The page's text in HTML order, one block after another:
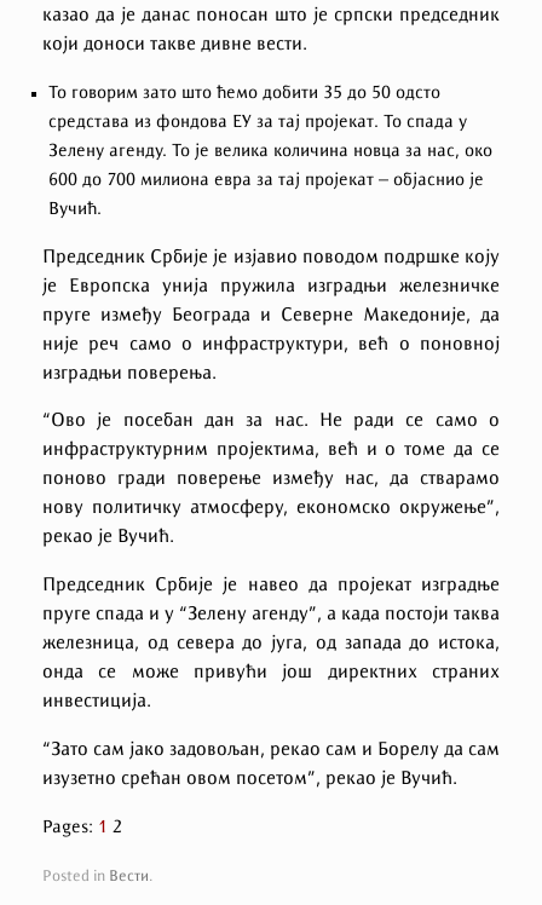
казао да је данас поносан што је српски председник
који доноси такве дивне вести.
То говорим зато што ћемо добити 35 до 50 одсто
средстава из фондова ЕУ за тај пројекат. То спада у
Зелену агенду. То је велика количина новца за нас, око
600 до 700 милиона евра за тај пројекат – објаснио је
Вучић.
Председник Србије је изјавио поводом подршке коју
је Европска унија пружила изградњи железничке
пруге између Београда и Северне Македоније, да
није реч само о инфраструктури, већ о поновној
изградњи поверења.
“Ово је посебан дан за нас. Не ради се само о
инфраструктурним пројектима, већ и о томе да се
поново гради поверење између нас, да стварамо
нову политичку атмосферу, економско окружење”,
рекао је Вучић.
Председник Србије је навео да пројекат изградње
пруге спада и у “Зелену агенду”, а када постоји таква
железница, од севера до југа, од запада до истока,
онда се може привући још директних страних
инвестиција.
“Зато сам јако задовољан, рекао сам и Борелу да сам
изузетно срећан овом посетом”, рекао је Вучић.
Pages: 1 2
Posted in Вести.